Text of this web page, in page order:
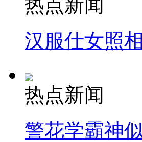
热点新闻
汉服仕女照
热点新闻
警花学霸神